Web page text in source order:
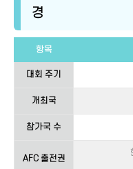
경
항목
대회 주기
개최국
참가국 수
AFC 출전권